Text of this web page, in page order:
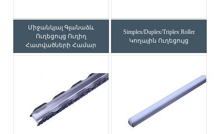
Միջանկյալ Գլանաձև
Ուղեցույց Ուղիղ
Հատվածների Համար
Simplex/Duplex/Triplex Roller
Կողային Ուղեցույց